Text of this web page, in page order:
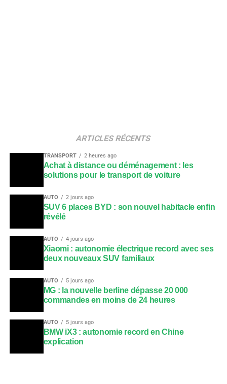
ARTICLES RÉCENTS
TRANSPORT 2 heures ago
Achat à distance ou déménagement : les
solutions pour le transport de voiture
AUTO 2 jours ago
SUV 6 places BYD : son nouvel habitacle enfin
révélé
AUTO 4 jours ago
Xiaomi : autonomie électrique record avec ses
deux nouveaux SUV familiaux
AUTO 5 jours ago
MG : la nouvelle berline dépasse 20 000
commandes en moins de 24 heures
AUTO 5 jours ago
BMW iX3 : autonomie record en Chine
explication